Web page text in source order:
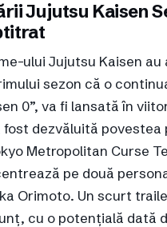
Jujutsu Kaisen
ului Jujutsu Kaisen au
sezon că o
0”, va fi lansată în
fost dezvăluită povestea
Metropolitan Curse
pe două
Orimoto. Un scurt
cu o potențială dată